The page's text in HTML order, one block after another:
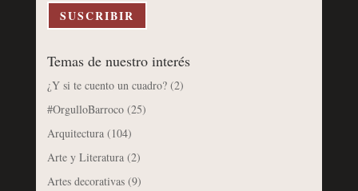
electrónico
SUSCRIBIR
Temas de nuestro interés
¿Y si te cuento un cuadro?(2)
#OrgulloBarroco(25)
Arquitectura(104)
Arte y Literatura(2)
Artes decorativas(9)